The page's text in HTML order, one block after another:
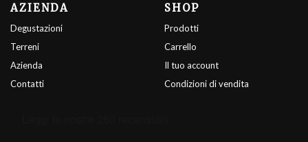
AZIENDA
Degustazioni
Terreni
Azienda
Contatti
SHOP
Prodotti
Carrello
Il tuo account
Condizioni di vendita